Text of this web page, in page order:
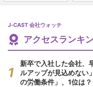
J-CAST 会社ウォッチ
アクセスランキ
新卒で入社した会社
ルアップが見込めない
の労働条件」、1位は？